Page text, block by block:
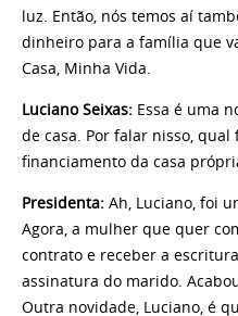
luz. Então, nós temos aí
dinheiro para a família que
Casa, Minha Vida.
Luciano Seixas: Essa é uma
de casa. Por falar nisso,
financiamento da casa
Presidenta: Ah, Luciano, foi
Agora, a mulher que quer
contrato e receber a
assinatura do marido.
Outra novidade, Luciano, é